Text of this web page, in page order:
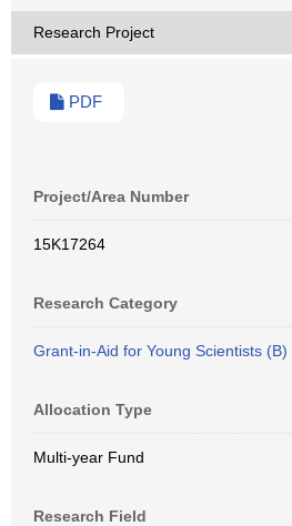
Research Project
PDF
Project/Area Number
15K17264
Research Category
Grant-in-Aid for Young Scientists (B)
Allocation Type
Multi-year Fund
Research Field